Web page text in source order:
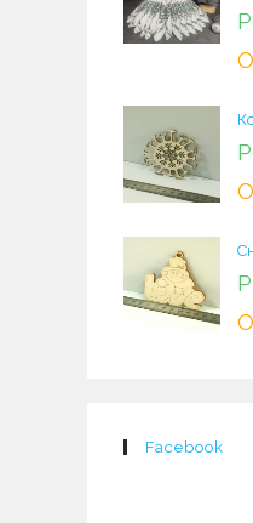
Facebook